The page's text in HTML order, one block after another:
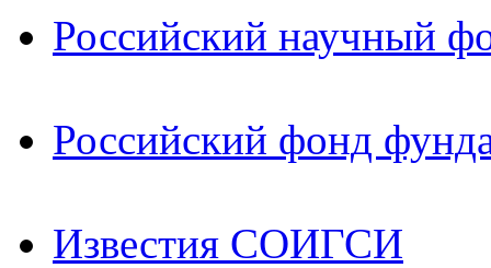
Российский научный
Российский фонд
Известия СОИГСИ